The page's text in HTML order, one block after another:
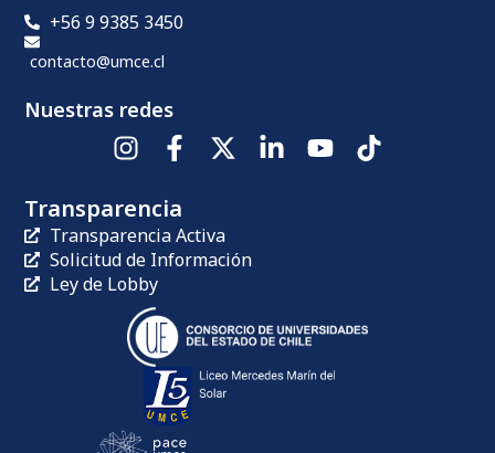
+56 9 9385 3450
contacto@umce.cl
Nuestras redes
Transparencia
Transparencia Activa
Solicitud de Información
Ley de Lobby